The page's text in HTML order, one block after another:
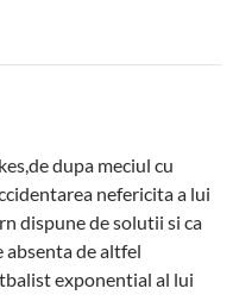
dupa meciul cu
nefericita a lui
dispune de solutii si ca
absenta de altfel
exponential al lui